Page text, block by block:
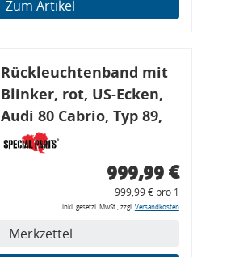
Zum Artikel
Rückleuchtenband mit
Blinker, rot, US-Ecken,
Audi 80 Cabrio, Typ 89,
OE-Nr.: 8G0945225 +
8G0945225C
999,99 €
999,99 € pro 1
inkl. gesetzl. MwSt., zzgl. Versandkosten
Merkzettel